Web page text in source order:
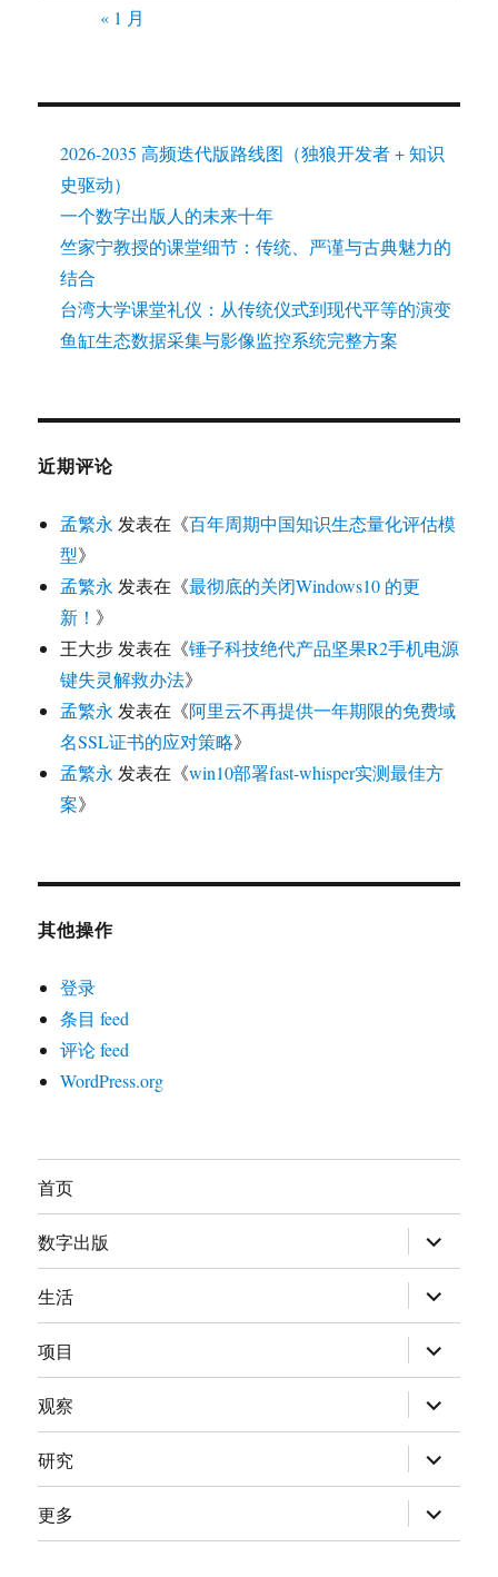
« 1 月
2026-2035 高频迭代版路线图（独狼开发者 + 知识
史驱动）
一个数字出版人的未来十年
竺家宁教授的课堂细节：传统、严谨与古典魅力的
结合
台湾大学课堂礼仪：从传统仪式到现代平等的演变
鱼缸生态数据采集与影像监控系统完整方案
近期评论
孟繁永 发表在《百年周期中国知识生态量化评估模
型》
孟繁永 发表在《最彻底的关闭Windows10 的更
新！ 》
王大步发表在《锤子科技绝代产品坚果R2手机电源
键失灵解救办法》
孟繁永 发表在《阿里云不再提供一年期限的免费域
名SSL证书的应对策略》
孟繁永 发表在《win10部署fast-whisper实测最佳方
案》
其他操作
登录
条目 feed
评论 feed
WordPress.org
首页
数字出版 展
开
子
菜
单
生活 展
开
子
菜
单
项目 展
开
子
菜
单
观察 展
开
子
菜
单
研究 展
开
子
菜
单
更多 展
开
子